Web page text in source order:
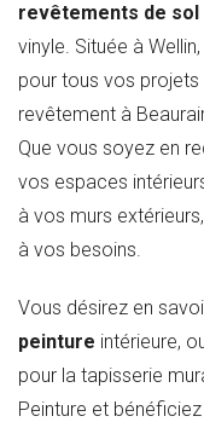
revêtements de sol
vinyle. Située à
pour tous vos projets
revêtement à
Que vous soyez en
vos espaces
à vos murs
à vos besoins.
Vous désirez en
peinture intérieure,
pour la tapisserie
Peinture et